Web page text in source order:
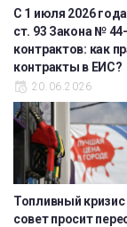
С 1 июля 2026 года
ст. 93 Закона №
контрактов: как
контракты в ЕИС?
20.06.2026
Топливный
совет просит